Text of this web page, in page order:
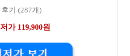
후기 (287개)
가 119,900원